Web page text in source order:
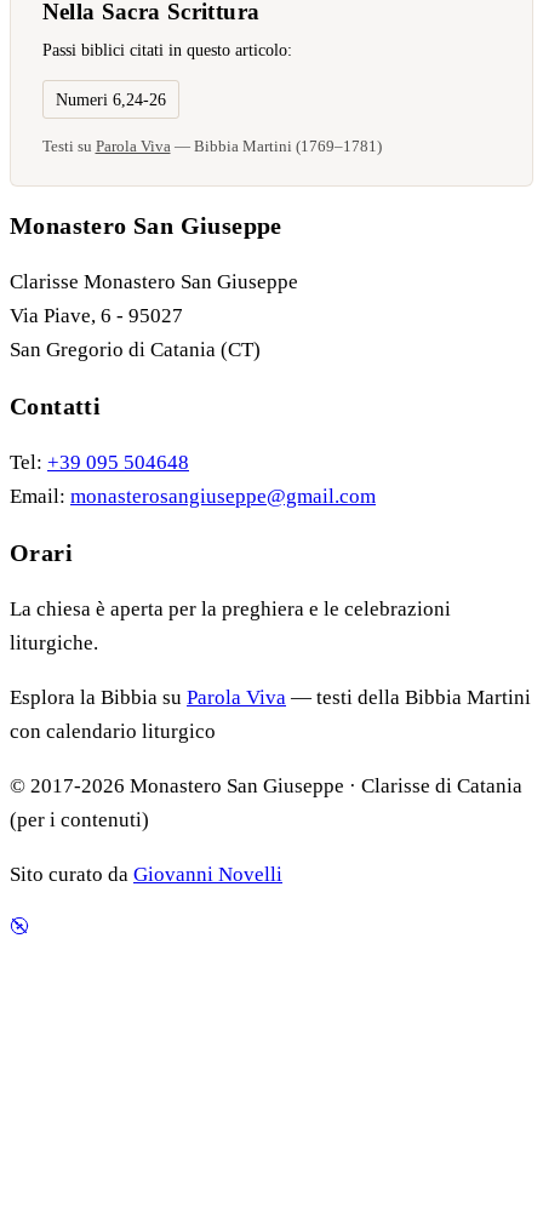
Nella Sacra Scrittura
Passi biblici citati in questo articolo:
Numeri 6,24-26
Testi su Parola Viva— Bibbia Martini (1769–1781)
Monastero San Giuseppe
Clarisse Monastero San Giuseppe
Via Piave, 6 - 95027
San Gregorio di Catania (CT)
Contatti
Tel: +39 095 504648
Email: monasterosangiuseppe@gmail.com
Orari
La chiesa è aperta per la preghiera e le celebrazioni
liturgiche.
Esplora la Bibbia su Parola Viva — testi della Bibbia Martini
con calendario liturgico
© 2017-2026 Monastero San Giuseppe · Clarisse di Catania
(per i contenuti)
Sito curato da Giovanni Novelli